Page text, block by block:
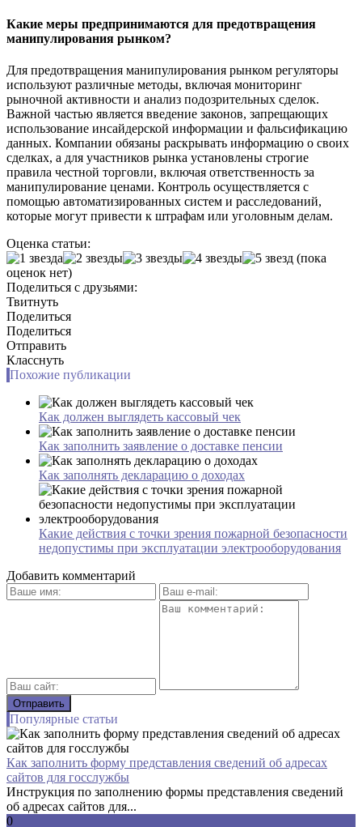
Какие меры предпринимаются для предотвращения
манипулирования рынком?
Для предотвращения манипулирования рынком регуляторы
используют различные методы, включая мониторинг
рыночной активности и анализ подозрительных сделок.
Важной частью является введение законов, запрещающих
использование инсайдерской информации и фальсификацию
данных. Компании обязаны раскрывать информацию о своих
сделках, а для участников рынка установлены строгие
правила честной торговли, включая ответственность за
манипулирование ценами. Контроль осуществляется с
помощью автоматизированных систем и расследований,
которые могут привести к штрафам или уголовным делам.
Оценка статьи:
(пока
оценок нет)
Поделиться с друзьями:
Твитнуть
Поделиться
Поделиться
Отправить
Класснуть
Похожие публикации
Как должен выглядеть кассовый чек
Как заполнить заявление о доставке пенсии
Как заполнять декларацию о доходах
Какие действия с точки зрения пожарной безопасности
недопустимы при эксплуатации электрооборудования
Добавить комментарий
Популярные статьи
Как заполнить форму представления сведений об адресах
сайтов для госслужбы
Инструкция по заполнению формы представления сведений
об адресах сайтов для...
0